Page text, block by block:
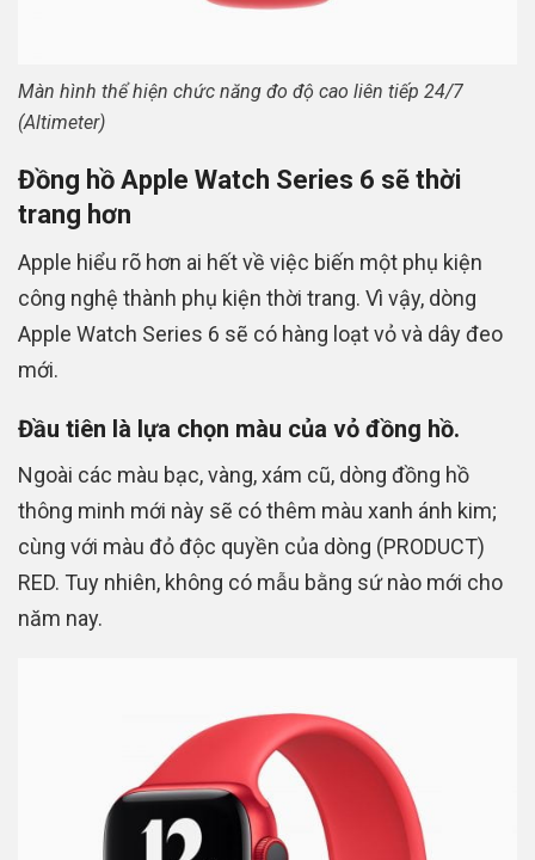
Màn hình thể hiện chức năng đo độ cao liên tiếp 24/7
(Altimeter)
Đồng hồ Apple Watch Series 6 sẽ thời
trang hơn
Apple hiểu rõ hơn ai hết về việc biến một phụ kiện
công nghệ thành phụ kiện thời trang. Vì vậy, dòng
Apple Watch Series 6 sẽ có hàng loạt vỏ và dây đeo
mới.
Đầu tiên là lựa chọn màu của vỏ đồng hồ.
Ngoài các màu bạc, vàng, xám cũ, dòng đồng hồ
thông minh mới này sẽ có thêm màu xanh ánh kim;
cùng với màu đỏ độc quyền của dòng (PRODUCT)
RED. Tuy nhiên, không có mẫu bằng sứ nào mới cho
năm nay.